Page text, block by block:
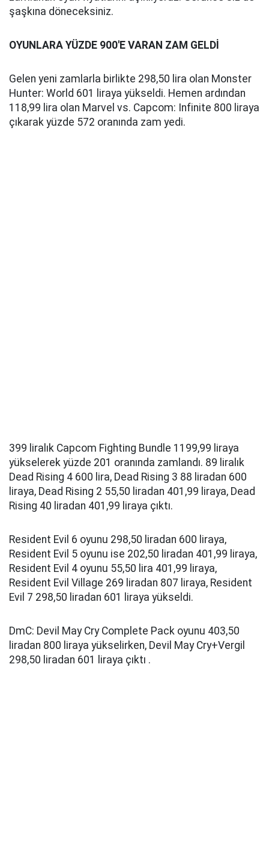
şaşkına döneceksiniz.
OYUNLARA YÜZDE 900'E VARAN ZAM GELDİ
Gelen yeni zamlarla birlikte 298,50 lira olan Monster
Hunter: World 601 liraya yükseldi. Hemen ardından
118,99 lira olan Marvel vs. Capcom: Infinite 800 liraya
çıkarak yüzde 572 oranında zam yedi.
399 liralık Capcom Fighting Bundle 1199,99 liraya
yükselerek yüzde 201 oranında zamlandı. 89 liralık
Dead Rising 4 600 lira, Dead Rising 3 88 liradan 600
liraya, Dead Rising 2 55,50 liradan 401,99 liraya, Dead
Rising 40 liradan 401,99 liraya çıktı.
Resident Evil 6 oyunu 298,50 liradan 600 liraya,
Resident Evil 5 oyunu ise 202,50 liradan 401,99 liraya,
Resident Evil 4 oyunu 55,50 lira 401,99 liraya,
Resident Evil Village 269 liradan 807 liraya, Resident
Evil 7 298,50 liradan 601 liraya yükseldi.
DmC: Devil May Cry Complete Pack oyunu 403,50
liradan 800 liraya yükselirken, Devil May Cry+Vergil
298,50 liradan 601 liraya çıktı .